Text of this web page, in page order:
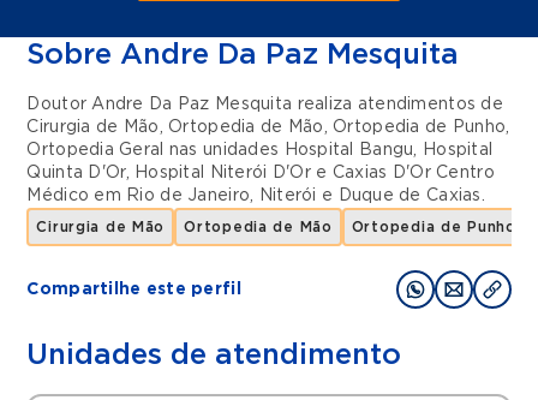
Sobre Andre Da Paz Mesquita
Doutor Andre Da Paz Mesquita realiza atendimentos de
Cirurgia de Mão, Ortopedia de Mão, Ortopedia de Punho,
Ortopedia Geral
nas unidades Hospital Bangu,
Hospital
Quinta D'Or, Hospital Niterói D'Ore Caxias D'Or Centro
Médico em Rio de Janeiro, Niterói e Duque de Caxias.
Cirurgia de Mão Ortopedia de Mão Ortopedia de Punho
Compartilhe este perfil
Unidades de atendimento